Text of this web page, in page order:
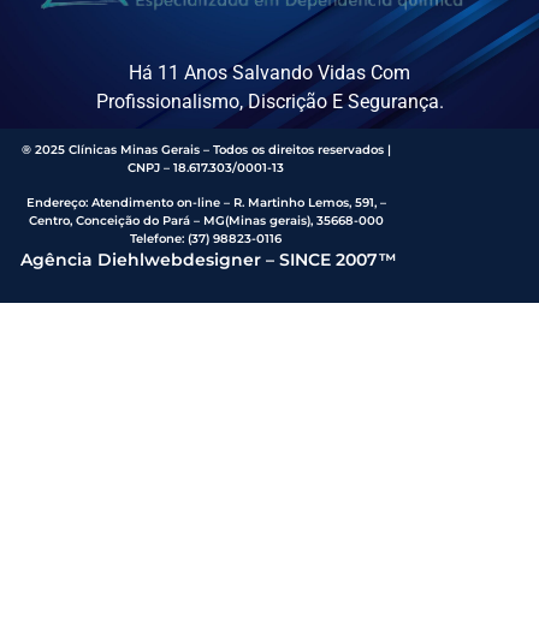
Há 11 Anos Salvando Vidas Com
Profissionalismo, Discrição E Segurança.
® 2025 Clínicas Minas Gerais – Todos os direitos reservados |
CNPJ – 18.617.303/0001-13
Endereço: Atendimento on-line – R. Martinho Lemos, 591, –
Centro, Conceição do Pará – MG(Minas gerais), 35668-000
Telefone:(37) 98823-0116
Agência Diehlwebdesigner – SINCE 2007™